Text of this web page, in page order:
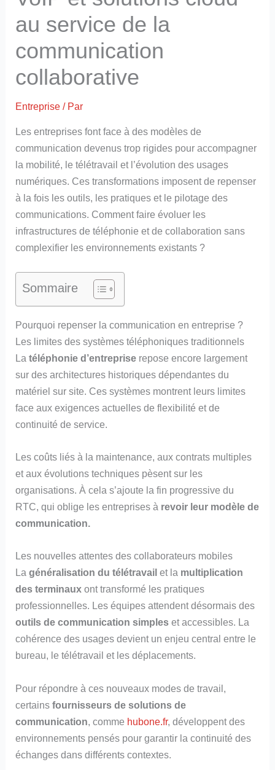
au service de la
communication
collaborative
Entreprise / Par
Les entreprises font face à des modèles de
communication devenus trop rigides pour accompagner
la mobilité, le télétravail et l’évolution des usages
numériques. Ces transformations imposent de repenser
à la fois les outils, les pratiques et le pilotage des
communications. Comment faire évoluer les
infrastructures de téléphonie et de collaboration sans
complexifier les environnements existants ?
Sommaire
Pourquoi repenser la communication en entreprise ?
Les limites des systèmes téléphoniques traditionnels
Latéléphonie d’entreprise repose encore largement
sur des architectures historiques dépendantes du
matériel sur site. Ces systèmes montrent leurs limites
face aux exigences actuelles de flexibilité et de
continuité de service.
Les coûts liés à la maintenance, aux contrats multiples
et aux évolutions techniques pèsent sur les
organisations. À cela s’ajoute la fin progressive du
RTC, qui oblige les entreprises à revoir leur modèle de
communication.
Les nouvelles attentes des collaborateurs mobiles
Lagénéralisation du télétravailet la multiplication
des terminaux ont transformé les pratiques
professionnelles. Les équipes attendent désormais des
outils de communication simpleset accessibles. La
cohérence des usages devient un enjeu central entre le
bureau, le télétravail et les déplacements.
Pour répondre à ces nouveaux modes de travail,
certainsfournisseurs de solutions de
communication , comme hubone.fr, développent des
environnements pensés pour garantir la continuité des
échanges dans différents contextes.